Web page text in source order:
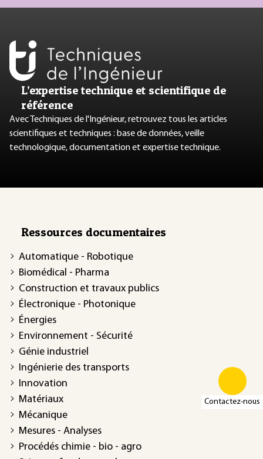
Contactez-nous
L’expertise technique et scientifique de
référence
Avec Techniques de l'Ingénieur, retrouvez tous les articles
scientifiques et techniques : base de données, veille
technologique, documentation et expertise technique.
Ressources documentaires
Automatique - Robotique
Biomédical - Pharma
Construction et travaux publics
Électronique - Photonique
Énergies
Environnement - Sécurité
Génie industriel
Ingénierie des transports
Innovation
Matériaux
Mécanique
Mesures - Analyses
Procédés chimie - bio - agro